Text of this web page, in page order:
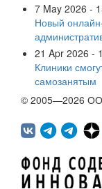
7 May 2026 -
Новый
21 Apr 2026 -
Клиники
самозанятым
© 2005—2026